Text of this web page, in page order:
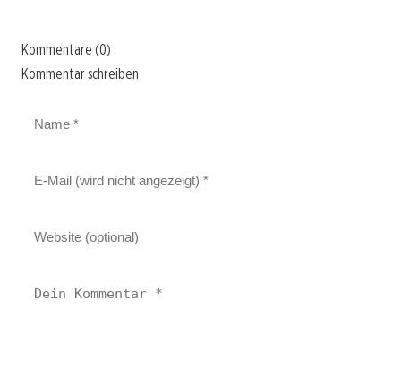
Kommentare (0)
Kommentar schreiben